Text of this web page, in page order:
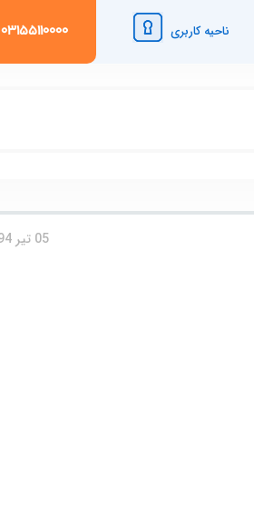
ناحیه کاربری 03155110000
05 تیر 1394